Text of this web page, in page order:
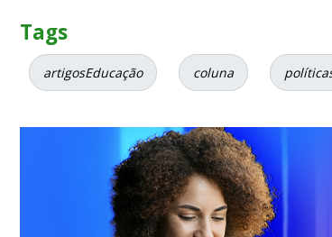
Tags
artigosEducação coluna